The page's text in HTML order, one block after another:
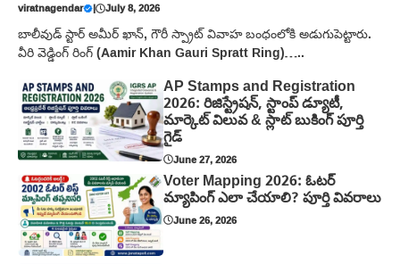
viratnagendar | July 8, 2026
బాలీవుడ్ స్టార్ అమీర్ ఖాన్, గౌరీ స్ప్రాట్ వివాహ బంధంలోకి అడుగుపెట్టారు.
వీరి వెడ్డింగ్ రింగ్ (Aamir Khan Gauri Spratt Ring)…..
AP Stamps and Registration
2026: రిజిస్ట్రేషన్, స్టాంప్ డ్యూటీ,
మార్కెట్ విలువ & స్లాట్ బుకింగ్ పూర్తి
గైడ్
June 27, 2026
Voter Mapping 2026: ఓటర్
మ్యాపింగ్ ఎలా చేయాలి? పూర్తి వివరాలు
June 26, 2026